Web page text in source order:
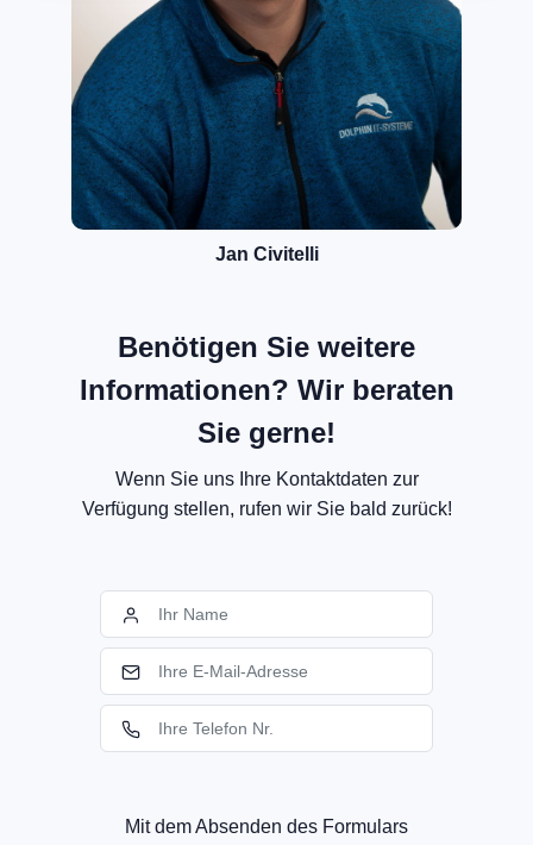
Jan Civitelli
Benötigen Sie weitere
Informationen? Wir beraten
Sie gerne!
Wenn Sie uns Ihre Kontaktdaten zur
Verfügung stellen, rufen wir Sie bald zurück!
Mit dem Absenden des Formulars